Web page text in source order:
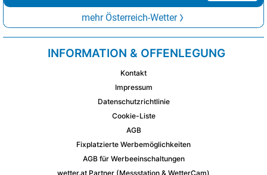
mehr Österreich-Wetter
INFORMATION & OFFENLEGUNG
Kontakt
Impressum
Datenschutzrichtlinie
Cookie-Liste
AGB
Fixplatzierte Werbemöglichkeiten
AGB für Werbeeinschaltungen
wetter.at Partner (Messstation & WetterCam)